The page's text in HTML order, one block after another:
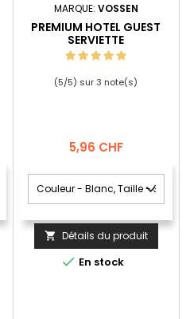
MARQUE: VOSSEN
PREMIUM HOTEL GUEST
SERVIETTE
(5/5) sur3 note(s)
Prix
5,96 CHF
 Détails du produit
 En stock